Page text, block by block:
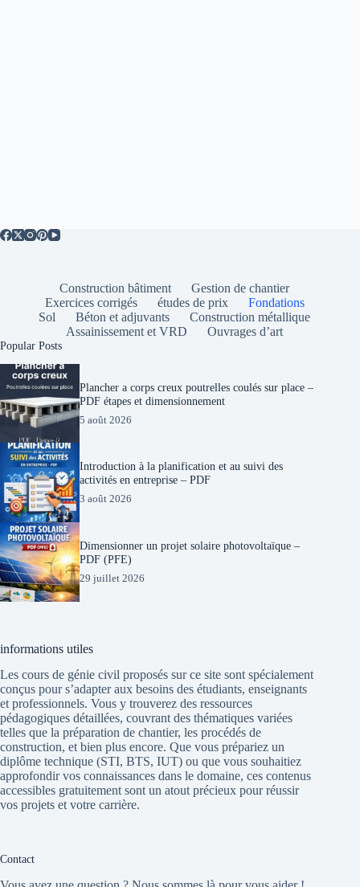
Construction bâtiment
Gestion de chantier
Exercices corrigés
études de prix
Fondations
Sol
Béton et adjuvants
Construction métallique
Assainissement et VRD
Ouvrages d’art
Popular Posts
Plancher a corps creux poutrelles coulés sur place –
PDF étapes et dimensionnement
5 août 2026
Introduction à la planification et au suivi des
activités en entreprise – PDF
3 août 2026
Dimensionner un projet solaire photovoltaïque –
PDF (PFE)
29 juillet 2026
informations utiles
Les cours de génie civil proposés sur ce site sont spécialement
conçus pour s’adapter aux besoins des étudiants, enseignants
et professionnels. Vous y trouverez des ressources
pédagogiques détaillées, couvrant des thématiques variées
telles que la préparation de chantier, les procédés de
construction, et bien plus encore. Que vous prépariez un
diplôme technique (STI, BTS, IUT) ou que vous souhaitiez
approfondir vos connaissances dans le domaine, ces contenus
accessibles gratuitement sont un atout précieux pour réussir
vos projets et votre carrière.
Contact